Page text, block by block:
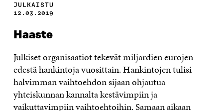
JULKAISTU
12.03.2019
Haaste
Julkiset organisaatiot tekevät miljardien eurojen
edestä hankintoja vuosittain. Hankintojen tulisi
halvimman vaihtoehdon sijaan ohjautua
yhteiskunnan kannalta kestävimpiin ja
vaikuttavimpiin vaihtoehtoihin. Samaan aikaan